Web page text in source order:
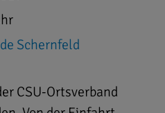
Schernfeld
CSU-Ortsverband